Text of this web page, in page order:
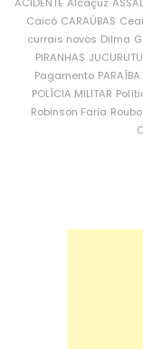
ACIDENTE Alcaçuz
Caicó CARAÚBAS
currais novos Dilma
PIRANHAS JUCURUTU
Pagamento PARAÍBA
POLÍCIA MILITAR
Robinson Faria Roubo